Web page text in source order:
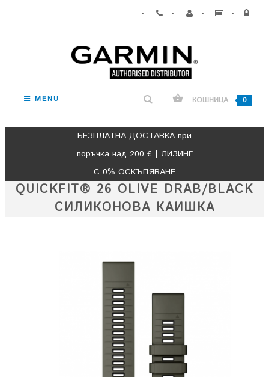
• • • •
MENU КОШНИЦА 0
БЕЗПЛАТНА ДОСТАВКА при
поръчка над 200 € | ЛИЗИНГ
С 0% ОСКЪПЯВАНЕ
QUICKFIT® 26 OLIVE DRAB/BLACK
СИЛИКОНОВА КАИШКА